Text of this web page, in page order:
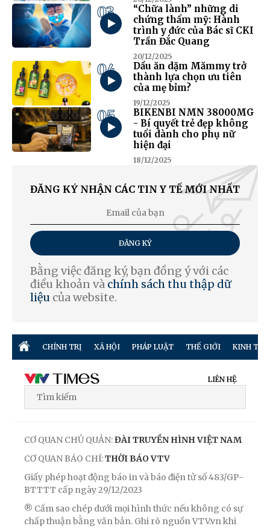
03
“Chữa lành” những di
chứng thẩm mỹ: Hành
trình y đức của Bác sĩ CKI
Trần Đắc Quang
20/12/2025
04
Dầu ăn dặm Mămmy trở
thành lựa chọn ưu tiên
của mẹ bỉm?
19/12/2025
05
BIKENBI NMN 38000MG
- Bí quyết trẻ đẹp không
tuổi dành cho phụ nữ
hiện đại
18/12/2025
ĐĂNG KÝ NHẬN CÁC TIN Y TẾ MỚI NHẤT
ĐĂNG KÝ
Bằng việc đăng ký, bạn đồng ý với các
điều khoản và chính sách thu thập dữ
liệu của website.
CHÍNH TRỊ XÃ HỘI PHÁP LUẬT THẾ GIỚI KINH TẾ
LIÊN HỆ
CƠ QUAN CHỦ QUẢN:ĐÀI TRUYỀN HÌNH VIỆT NAM
CƠ QUAN BÁO CHÍ:THỜI BÁO VTV
Giấy phép hoạt động báo in và báo điện tử số 483/GP-
BTTTT cấp ngày 29/12/2023
® Cấm sao chép dưới mọi hình thức nếu không có sự
chấp thuận bằng văn bản. Ghi rõ nguồn VTV.vn khi